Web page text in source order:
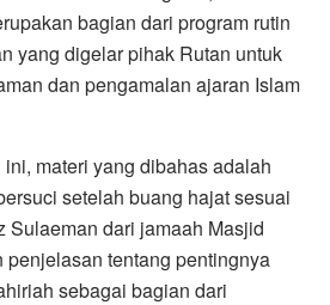
bagian dari program rutin
yang digelar pihak Rutan untuk
dan pengamalan ajaran Islam
materi yang dibahas adalah
setelah buang hajat sesuai
Sulaeman dari jamaah Masjid
penjelasan tentang pentingnya
sebagai bagian dari